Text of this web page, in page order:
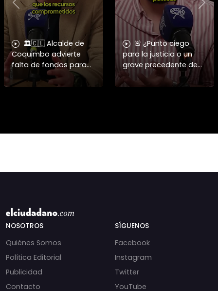
🏛️🇨🇱 Alcalde de
Coquimbo advierte
falta de fondos para
reconstrucción en 2026
y cuestiona
🚨 ¿Punto ciego
para la justicia o un
grave precedente de
impunidad? Juan Pablo
Sanhueza analiza el
Previous
NOSOTROS
Quiénes Somos
Política Editorial
Publicidad
Contacto
SÍGUENOS
Facebook
Instagram
Twitter
YouTube